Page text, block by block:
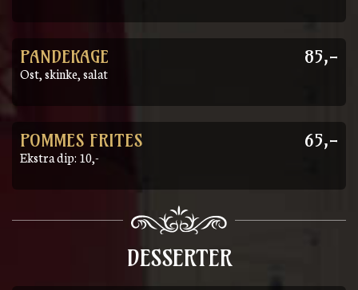
PANDEKAGE
Ost, skinke, salat
85,-
POMMES FRITES
Ekstra dip: 10,-
65,-
DESSERTER